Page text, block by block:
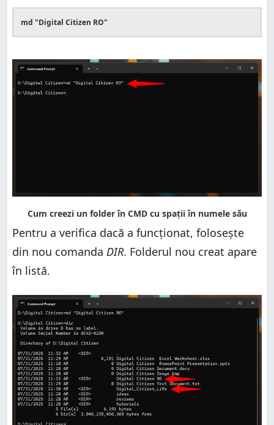
md "Digital Citizen RO"
Pentru a verifica dacă a funcționat, folosește
din nou comanda DIR. Folderul nou creat apare
în listă.